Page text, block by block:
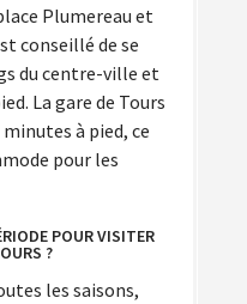
Plumereau et
conseillé de se
du centre-ville et
La gare de Tours
à pied, ce
pour les
POUR VISITER
?
les saisons,